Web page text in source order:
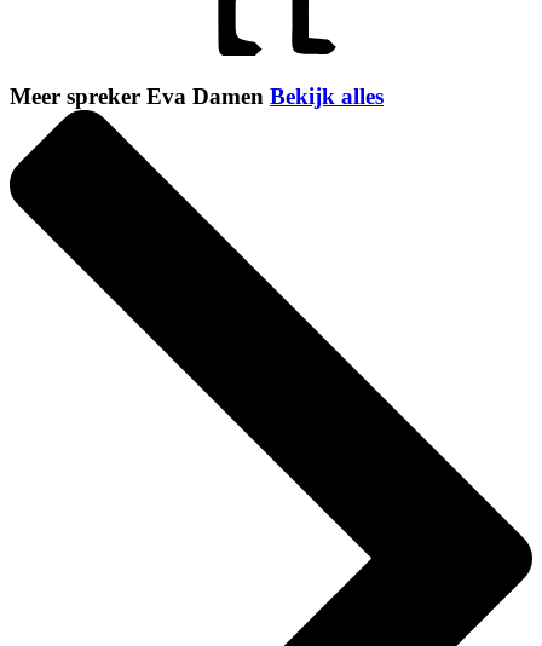
Meer spreker Eva Damen Bekijk alles